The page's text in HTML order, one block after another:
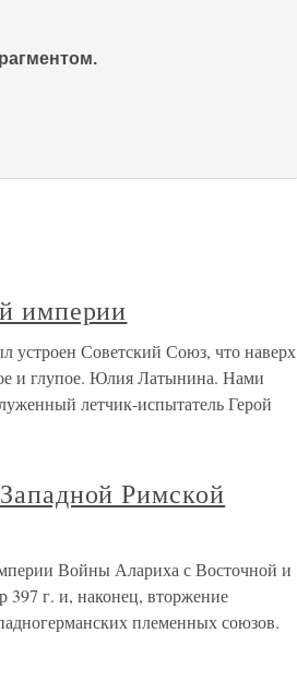
империи
устроен Советский Союз, что наверх
и глупое. Юлия Латынина. Нами
летчик-испытатель Герой
Римской
Войны Алариха с Восточной и
г. и, наконец, вторжение
племенных союзов.